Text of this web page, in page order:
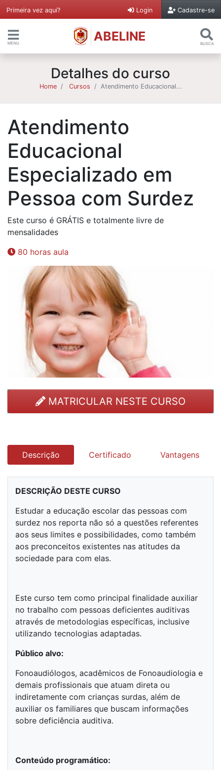
Primeira vez aqui? Login Cadastre-se
MENU ABELINE BUSCA
Detalhes do curso
Home Cursos Atendimento Educacional...
Atendimento
Educacional
Especializado em
Pessoa com Surdez
Este curso é GRÁTIS e totalmente livre de
mensalidades
80 horas aula
MATRICULAR NESTE CURSO
Descrição Certificado Vantagens
DESCRIÇÃO DESTE CURSO
Estudar a educação escolar das pessoas com
surdez nos reporta não só a questões referentes
aos seus limites e possibilidades, como também
aos preconceitos existentes nas atitudes da
sociedade para com elas.
Este curso tem como principal finalidade auxiliar
no trabalho com pessoas deficientes auditivas
através de metodologias específicas, inclusive
utilizando tecnologias adaptadas.
Público alvo:
Fonoaudiólogos, acadêmicos de Fonoaudiologia e
demais profissionais que atuam direta ou
indiretamente com crianças surdas, além de
auxiliar os familiares que buscam informações
sobre deficiência auditiva.
Conteúdo programático: